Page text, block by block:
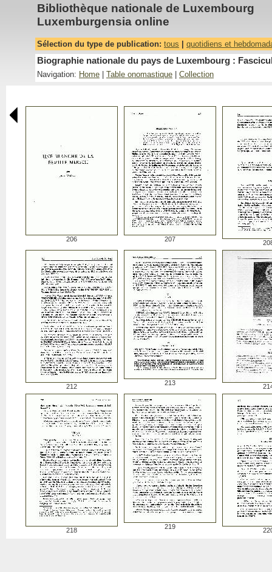
Bibliothèque nationale de Luxembourg
Luxemburgensia online
Sélection du type de publication: tous quotidiens et
Biographie nationale du pays de Luxembourg :
Navigation: Home Table onomastique Collection
206 207
212 213
218 219